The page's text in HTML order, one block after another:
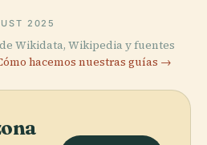
2025
Wikidata, Wikipedia y fuentes
hacemos nuestras guías →